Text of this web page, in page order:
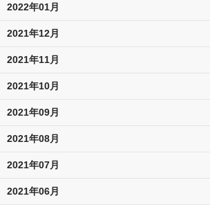
2022年01月
2021年12月
2021年11月
2021年10月
2021年09月
2021年08月
2021年07月
2021年06月